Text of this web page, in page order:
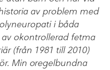
av problem med
i båda
okontrollerad fetma
(från 1981 till 2010)
Min oregelbundna